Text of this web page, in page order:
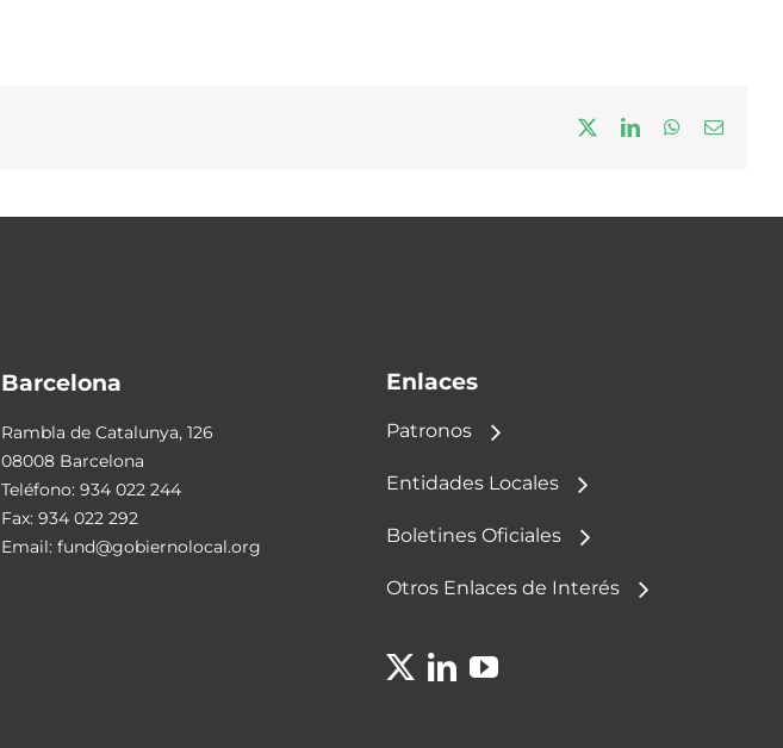
LinkedInWhatsApp
Correo
Barcelona
Rambla de Catalunya, 126
08008 Barcelona
Teléfono: 934 022 244
Fax: 934 022 292
Email: fund@gobiernolocal.org
Enlaces
Patronos
Entidades Locales
Boletines Oficiales
Otros Enlaces de Interés